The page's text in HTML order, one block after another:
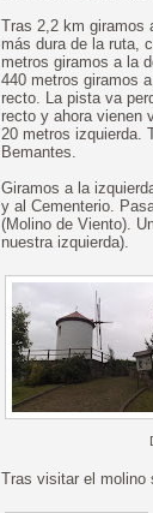
Tras 2,2 km giramos
más dura de la ruta,
metros giramos a la
440 metros giramos
recto. La pista va
recto y ahora vienen
20 metros izquierda.
Bemantes.
Giramos a la
y al Cementerio.
(Molino de Viento).
nuestra izquierda).
Tras visitar el molino